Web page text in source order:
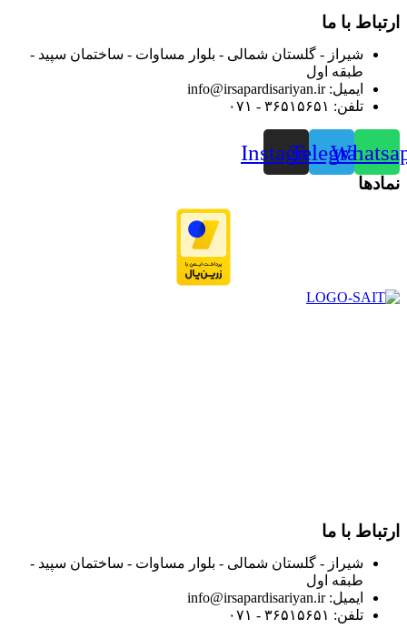
ارتباط با ما
شیراز - گلستان شمالی - بلوار مساوات - ساختمان سپید -
طبقه اول
ایمیل: info@irsapardisariyan.ir
تلفن: ۳۶۵۱۵۶۵۱ - ۰۷۱
Telegram
Instagram
نمادها
ارتباط با ما
شیراز - گلستان شمالی - بلوار مساوات - ساختمان سپید -
طبقه اول
ایمیل: info@irsapardisariyan.ir
تلفن: ۳۶۵۱۵۶۵۱ - ۰۷۱